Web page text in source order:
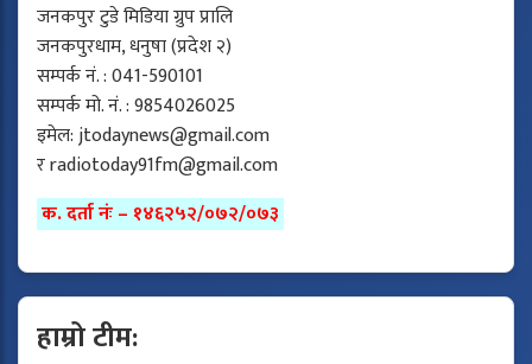
जनकपुर टुडे मिडिया ग्रुप प्रालि
जनकपुरधाम, धनुषा (प्रदेश २)
सम्पर्क नं. : 041-590101
सम्पर्क मो. नं. : 9854026025
इमेल:jtodaynews@gmail.com
रradiotoday91fm@gmail.com
क. दर्ता नंः – १४६२५२/०७२/०७३
हाम्रो टीम: